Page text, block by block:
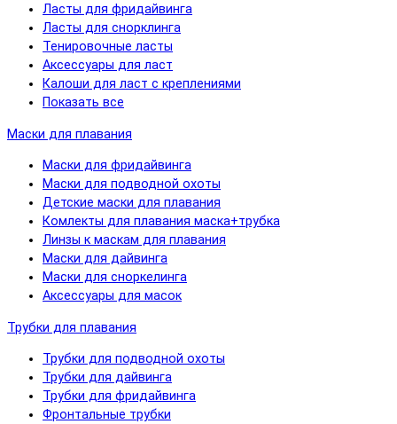
Ласты для фридайвинга
Ласты для снорклинга
Тенировочные ласты
Аксессуары для ласт
Калоши для ласт с креплениями
Показать все
Маски для плавания
Маски для фридайвинга
Маски для подводной охоты
Детские маски для плавания
Комлекты для плавания маска+трубка
Линзы к маскам для плавания
Маски для дайвинга
Маски для сноркелинга
Аксессуары для масок
Трубки для плавания
Трубки для подводной охоты
Трубки для дайвинга
Трубки для фридайвинга
Фронтальные трубки